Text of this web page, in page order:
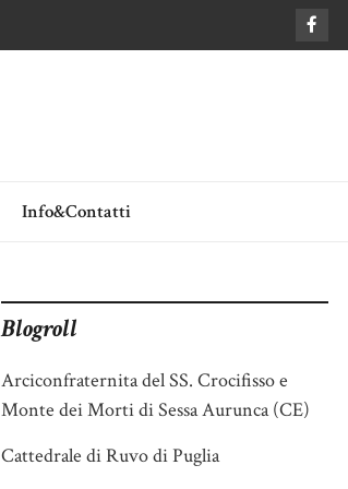
Info&Contatti
Blogroll
Arciconfraternita del SS. Crocifisso e
Monte dei Morti di Sessa Aurunca (CE)
Cattedrale di Ruvo di Puglia